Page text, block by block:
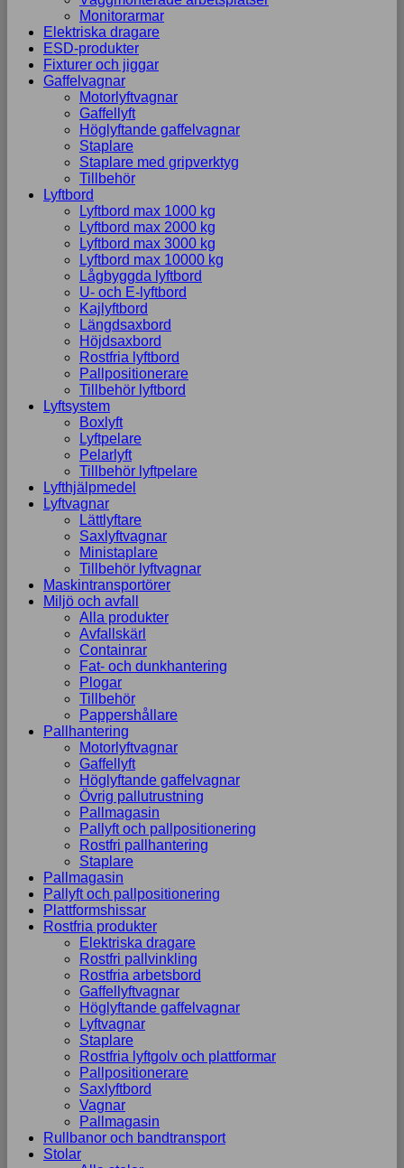
Monitorarmar
Elektriska dragare
ESD-produkter
Fixturer och jiggar
Gaffelvagnar
Motorlyftvagnar
Gaffellyft
Höglyftande gaffelvagnar
Staplare
Staplare med gripverktyg
Tillbehör
Lyftbord
Lyftbord max 1000 kg
Lyftbord max 2000 kg
Lyftbord max 3000 kg
Lyftbord max 10000 kg
Lågbyggda lyftbord
U- och E-lyftbord
Kajlyftbord
Längdsaxbord
Höjdsaxbord
Rostfria lyftbord
Pallpositionerare
Tillbehör lyftbord
Lyftsystem
Boxlyft
Lyftpelare
Pelarlyft
Tillbehör lyftpelare
Lyfthjälpmedel
Lyftvagnar
Lättlyftare
Saxlyftvagnar
Ministaplare
Tillbehör lyftvagnar
Maskintransportörer
Miljö och avfall
Alla produkter
Avfallskärl
Containrar
Fat- och dunkhantering
Plogar
Tillbehör
Pappershållare
Pallhantering
Motorlyftvagnar
Gaffellyft
Höglyftande gaffelvagnar
Övrig pallutrustning
Pallmagasin
Pallyft och pallpositionering
Rostfri pallhantering
Staplare
Pallmagasin
Pallyft och pallpositionering
Plattformshissar
Rostfria produkter
Elektriska dragare
Rostfri pallvinkling
Rostfria arbetsbord
Gaffellyftvagnar
Höglyftande gaffelvagnar
Lyftvagnar
Staplare
Rostfria lyftgolv och plattformar
Pallpositionerare
Saxlyftbord
Vagnar
Pallmagasin
Rullbanor och bandtransport
Stolar
med dig av dina
intressen och ditt
beteende när du
surfar ökar du
chansen att få se
personligt
anpassat
innehåll och
erbjudanden.